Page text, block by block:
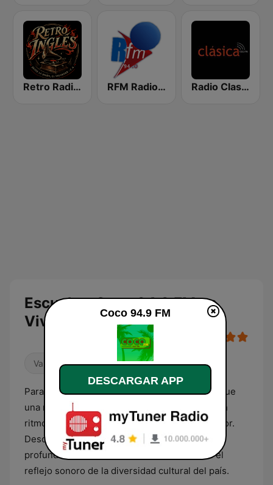
Retro Radio Ingles RFM Radio Futurs Medias 94.0 FM Radio Clasica 103.3 FM
Escuchar Coco 94.9 FM en
Vivo
Variado
Para los salvadoreños, Coco 94.9 FM es más que
una radio; es un compañero que acompaña con
ritmos que resuenan con el pulso de El Salvador.
Desde la frescura de la música pop hasta la
profundidad de las baladas, esta emisora es el
reflejo sonoro de la diversidad cultural del país.
Coco 94.9 FM
DESCARGAR APP